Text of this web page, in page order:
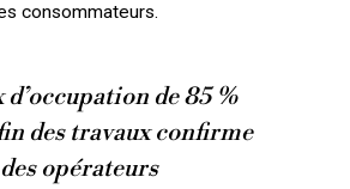
consommateurs.
d’occupation de 85 %
des travaux confirme
opérateurs